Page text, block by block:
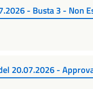
- Busta 3 - Non
20.07.2026 -